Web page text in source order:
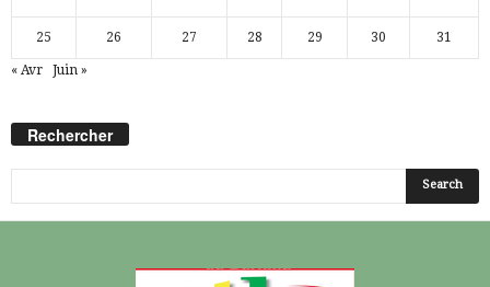
25 26 27 28 29 30 31
« Avr Juin »
Rechercher